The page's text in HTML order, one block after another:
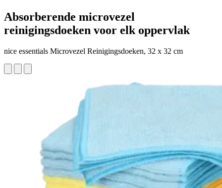
Absorberende microvezel
reinigingsdoeken voor elk oppervlak
nice essentials Microvezel Reinigingsdoeken, 32 x 32 cm